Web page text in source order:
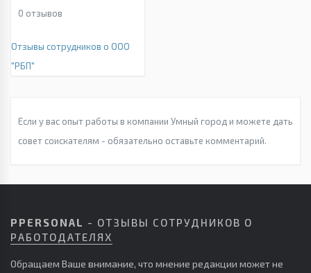
0 отзывов
Отзывы сотрудников о ООО
"РБП"
Если у вас опыт работы в компании Умный город и можете дать
совет соискателям - обязательно оставьте комментарий.
PPERSONAL - ОТЗЫВЫ СОТРУДНИКОВ О
РАБОТОДАТЕЛЯХ
Обращаем Ваше внимание, что мнение редакции может не